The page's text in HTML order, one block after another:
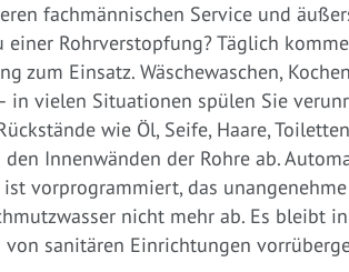
fachmännischen Service und
einer Rohrverstopfung? Täglich
zum Einsatz. Wäschewaschen,
in vielen Situationen spülen Sie
wie Öl, Seife, Haare,
den Innenwänden der Rohre ab.
vorprogrammiert, das
nicht mehr ab. Es bleibt
von sanitären Einrichtungen